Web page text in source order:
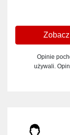
Opinie
używali.